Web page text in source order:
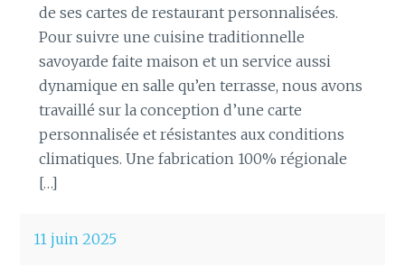
de ses cartes de restaurant personnalisées.
Pour suivre une cuisine traditionnelle
savoyarde faite maison et un service aussi
dynamique en salle qu’en terrasse, nous avons
travaillé sur la conception d’une carte
personnalisée et résistantes aux conditions
climatiques. Une fabrication 100% régionale
[…]
11 juin 2025